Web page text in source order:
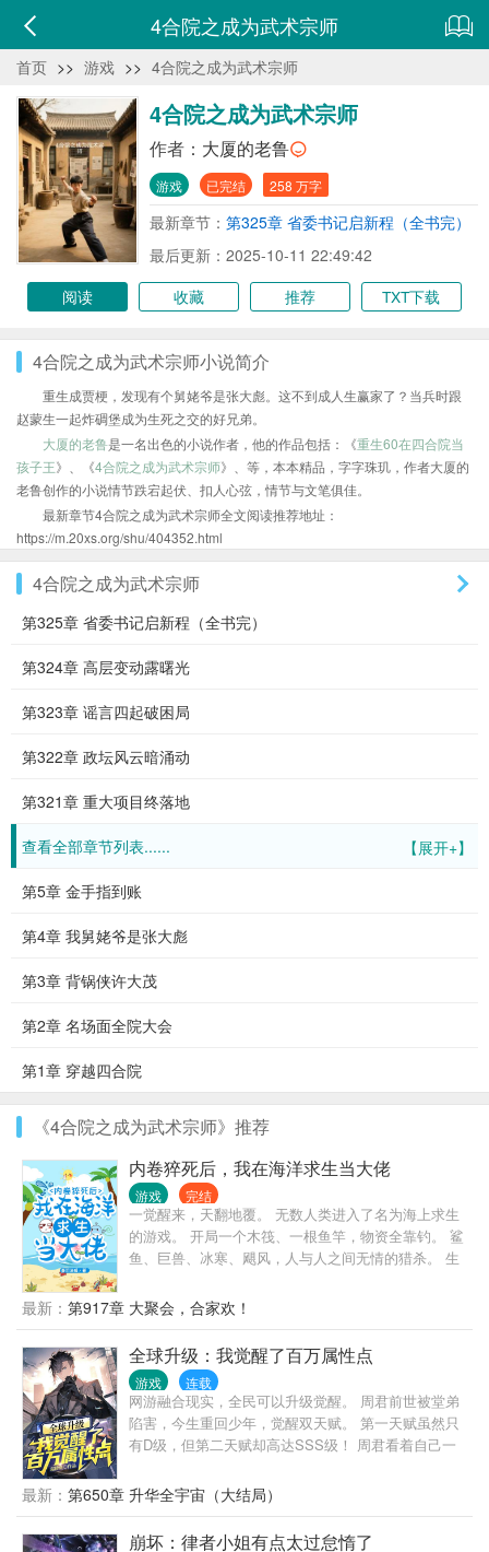
4合院之成为武术宗师
首页 >> 游戏 >> 4合院之成为武术宗师
4合院之成为武术宗师
作者： 大厦的老鲁
游戏 已完结 258 万字
最新章节： 第325章 省委书记启新程（全书完）
最后更新：2025-10-11 22:49:42
阅读
收藏 推荐 TXT下载
4合院之成为武术宗师小说简介
重生成贾梗，发现有个舅姥爷是张大彪。这不到成人生赢家了？当兵时跟
赵蒙生一起炸碉堡成为生死之交的好兄弟。
大厦的老鲁是一名出色的小说作者，他的作品包括：《重生60在四合院当
孩子王》、《4合院之成为武术宗师》、等，本本精品，字字珠玑，作者大厦的
老鲁创作的小说情节跌宕起伏、扣人心弦，情节与文笔俱佳。
最新章节4合院之成为武术宗师全文阅读推荐地址：
https://m.20xs.org/shu/404352.html
4合院之成为武术宗师
第325章 省委书记启新程（全书完）
第324章 高层变动露曙光
第323章 谣言四起破困局
第322章 政坛风云暗涌动
第321章 重大项目终落地
【展开+】
查看全部章节列表......
第5章 金手指到账
第4章 我舅姥爷是张大彪
第3章 背锅侠许大茂
第2章 名场面全院大会
第1章 穿越四合院
《4合院之成为武术宗师》推荐
内卷猝死后，我在海洋求生当大佬
游戏 完结
一觉醒来，天翻地覆。 无数人类进入了名为海上求生
的游戏。 开局一个木筏、一根鱼竿，物资全靠钓。 鲨
鱼、巨兽、冰寒、飓风，人与人之间无情的猎杀。 生
个游戏，第一天就获得了一个神级空间——桃源圣
境。 这个空间可种田养殖，每天还可以进行气运加
持，每天一个欧皇小技巧： 第一天：桃源圣境今日气
运加持——双喜临门（物资双倍） 第二天：今日气运
加持——鸿运当头 第三天：今日气运加持——好运连
连 …… 在别人艰难求生，朝不保夕，苦难重重时，陆
星辰种奇珍、吃异果、做美食、收萌宠、战异兽，过
得风生水起。 她把木筏建造成了一个巨大的水上别
佬中的大佬…… 她的宠物个个不一般，一号宠物美丽
且粗暴，二号宠物娇小且腹黑，三号宠物狡诈又社
牛……它们有共同的特点——都是吃货！ 注：本文无
最新： 第917章 大聚会，合家欢！
全球升级：我觉醒了百万属性点
游戏 连载
网游融合现实，全民可以升级觉醒。 周君前世被堂弟
陷害，今生重回少年，觉醒双天赋。 第一天赋虽然只
有D级，但第二天赋却高达SSS级！ 周君看着自己一
最新： 第650章 升华全宇宙（大结局）
崩坏：律者小姐有点太过怠惰了